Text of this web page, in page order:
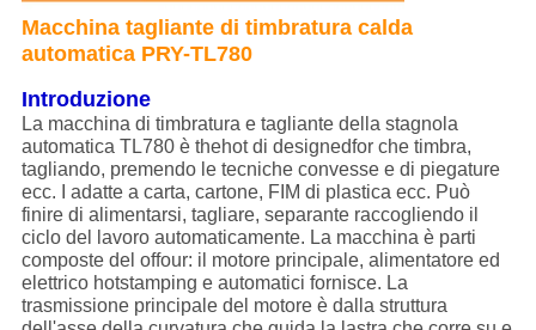
Macchina tagliante di timbratura calda
automatica PRY-TL780
Introduzione
La macchina di timbratura e tagliante della stagnola
automatica TL780 è thehot di designedfor che timbra,
tagliando, premendo le tecniche convesse e di piegature
ecc. I adatte a carta, cartone, FIM di plastica ecc. Può
finire di alimentarsi, tagliare, separante raccogliendo il
ciclo del lavoro automaticamente. La macchina è parti
composte del offour: il motore principale, alimentatore ed
elettrico hotstamping e automatici fornisce. La
trasmissione principale del motore è dalla struttura